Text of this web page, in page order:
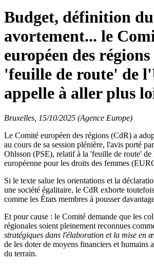
Budget, définition
avortement... le
européen des
'feuille de route' de
appelle à aller plus
Bruxelles, 15/10/2025 (Agence Europe)
Le Comité européen des régions (CdR) a
au cours de sa session plénière, l'avis porté
Ohlsson (PSE), relatif à la 'feuille de route' de
européenne pour les droits des femmes
Si le texte salue les orientations et la
une société égalitaire, le CdR exhorte
comme les États membres à pousser
Et pour cause : le Comité demande que les
régionales soient pleinement reconnues
stratégiques dans l'élaboration et la mise en
de les doter de moyens financiers et humains
du terrain.